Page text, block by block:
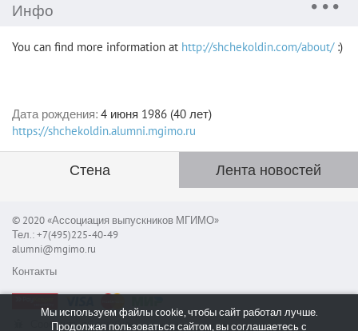
Инфо
You can find more information at http://shchekoldin.com/about/:)
Дата рождения: 4 июня 1986 (40 лет)
https://shchekoldin.alumni.mgimo.ru
Стена Лента новостей
© 2020 «Ассоциация выпускников МГИМО»
Тел.: +7(495)225-40-49
alumni@mgimo.ru
Контакты
Сообщить об ошибке
Мы используем файлы cookie, чтобы сайт работал лучше.
Продолжая пользоваться сайтом, вы соглашаетесь с